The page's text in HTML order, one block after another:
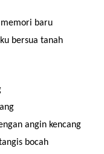
baru
bersua tanah
angin kencang
bocah